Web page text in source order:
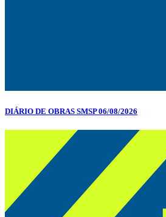
DIÁRIO DE OBRAS SMSP 06/08/2026